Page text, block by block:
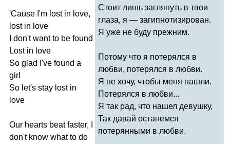
'Cause I'm lost in love,
lost in love
don't want to be found
Lost in love
So glad I've found a
girl
So let's stay lost in
love
Our hearts beat faster,
don't know what to do
Стоит лишь заглянуть в твои
глаза, я — загипнотизирован.
Я уже не буду прежним.
Потому что я потерялся в
любви, потерялся в любви.
Я не хочу, чтобы меня нашли.
Потерялся в любви...
Я так рад, что нашел девушку,
Так давай останемся
потерянными в любви.